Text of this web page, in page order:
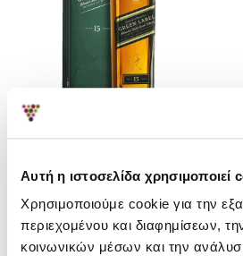
Αυτή η ιστοσελίδα χρησιμοποιεί
Χρησιμοποιούμε cookie για την
περιεχομένου και διαφημίσεων,
κοινωνικών μέσων και την
Johnnie Walker Green Label
15Yo
52.00€